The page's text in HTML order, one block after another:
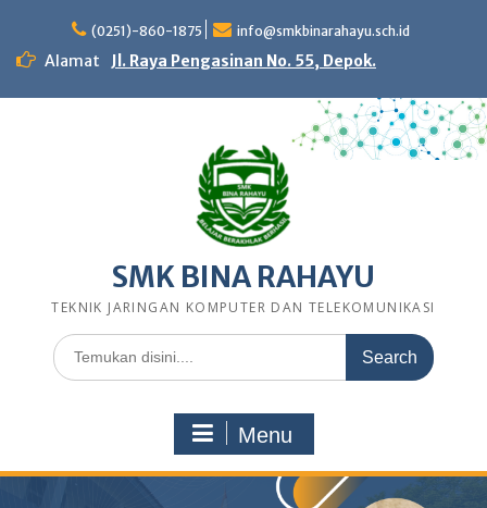
content
(0251)-860-1875 info@smkbinarahayu.sch.id
Alamat Jl. Raya Pengasinan No. 55, Depok.
SMK BINA RAHAYU
TEKNIK JARINGAN KOMPUTER DAN TELEKOMUNIKASI
Search
for:
Menu